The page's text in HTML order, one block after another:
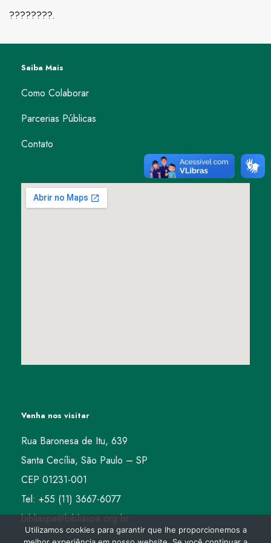
????????.
Saiba Mais
Como Colaborar
Parcerias Públicas
Contato
Venha nos visitar
Rua Baronesa de Itu, 639
Santa Cecília, São Paulo – SP
CEP 01231-001
Tel: +55 (11) 3667-6077
bibliaspa@bibliaspa.org.br
Utilizamos cookies para garantir que lhe proporcionemos a